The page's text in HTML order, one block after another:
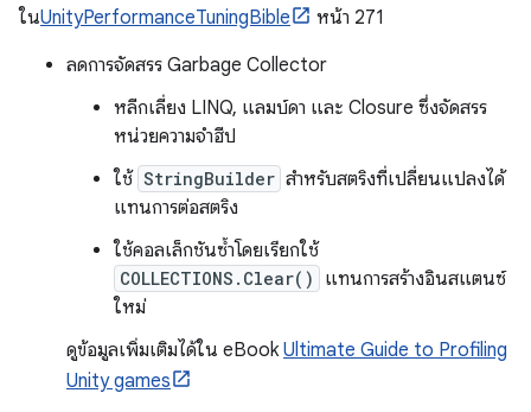
ในUnityPerformanceTuningBible
หน้า 271
ลดการจัดสรร Garbage Collector
หลีกเลี่ยง LINQ, แลมบ์ดา และ Closure ซึ่งจัดสรร
หน่วยความจำฮีป
ใช้ StringBuilder สำหรับสตริงที่เปลี่ยนแปลงได้
แทนการต่อสตริง
ใช้คอลเล็กชันซ้ำโดยเรียกใช้
COLLECTIONS.Clear()
แทนการสร้างอินสแตนซ์
ใหม่
ดูข้อมูลเพิ่มเติมได้ใน eBook Ultimate Guide to Profiling
Unity games